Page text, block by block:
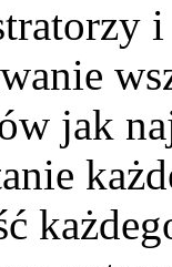
i
jak